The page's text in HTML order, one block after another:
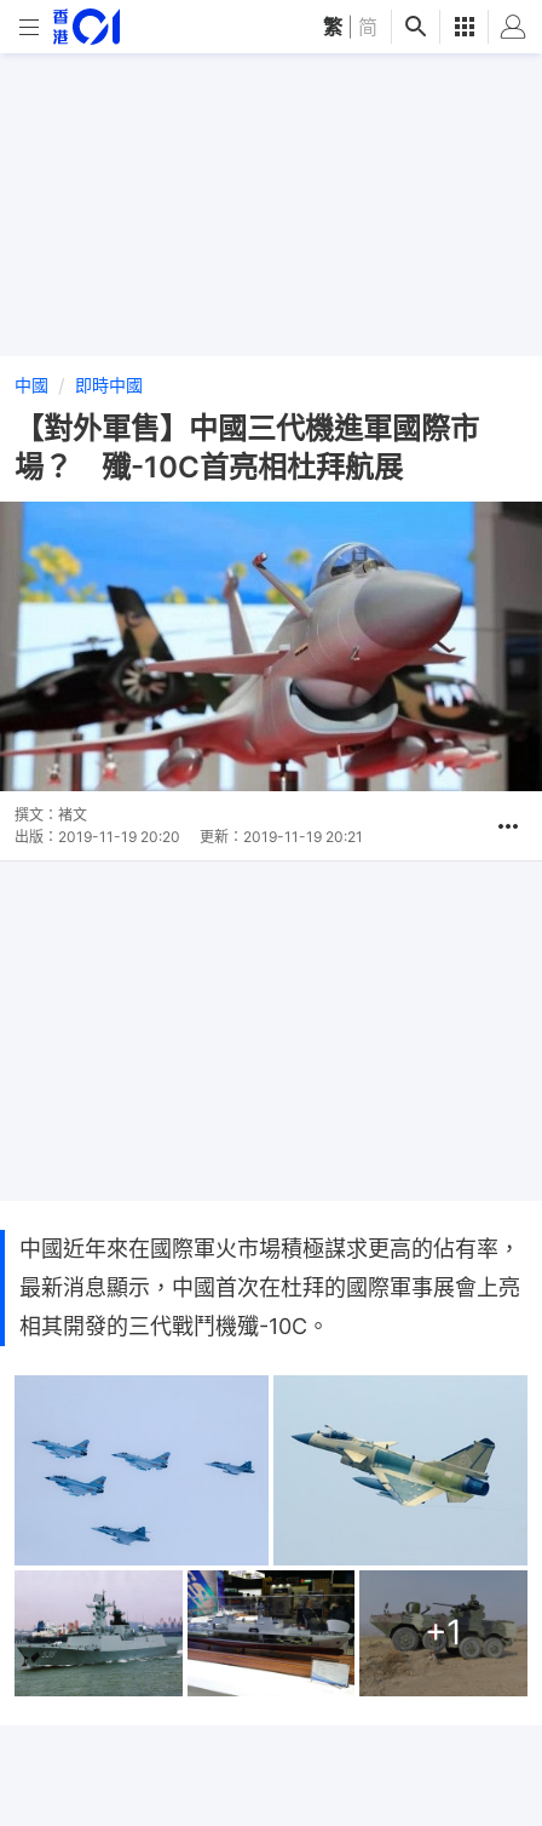
繁 简
中國 即時中國
【對外軍售】中國三代機進軍國際市
場？ 殲-10C首亮相杜拜航展
撰文： 褚文
出版： 2019-11-19 20:20 更新： 2019-11-19 20:21
中國近年來在國際軍火市場積極謀求更高的佔有率，
最新消息顯示，中國首次在杜拜的國際軍事展會上亮
相其開發的三代戰鬥機殲-10C。
+1